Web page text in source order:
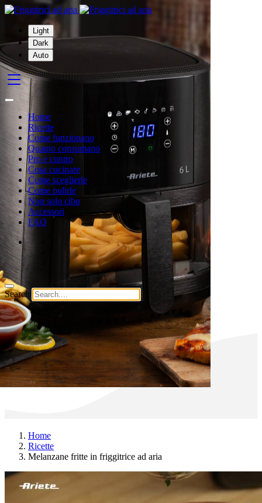
Light
Dark
Auto
Home
Ricette
Come funzionano
Quanto consumano
Pro e contro
Cosa cucinare
Come sceglierle
Come pulirle
Non solo cibo
Accessori
FAQ
Search
Home
Ricette
Melanzane fritte in friggitrice ad aria